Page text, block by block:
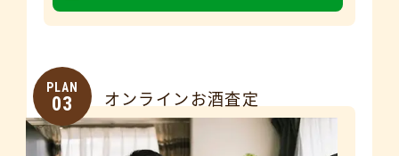
PLAN
03 オンラインお酒査定